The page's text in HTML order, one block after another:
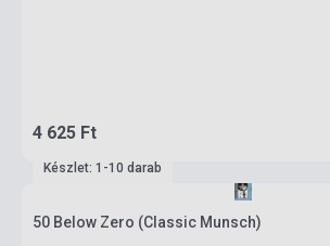
4 625 Ft
Készlet: 1-10 darab
50 Below Zero (Classic Munsch)